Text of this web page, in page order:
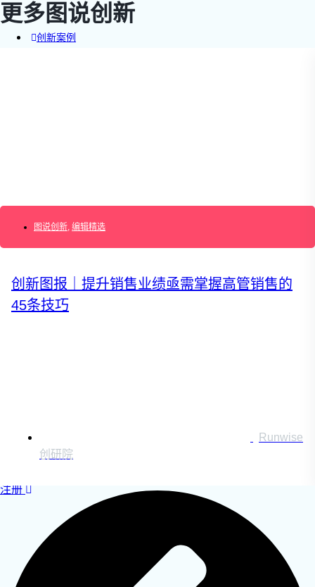
创新案例
转型敏捷组织
运营创新转型
营销创新趋势报告
搜索：
注册
更多图说创新
图说创新, 编辑精选
创新图报｜提升销售业绩亟需掌握高管销售的
45条技巧
Runwise
创研院